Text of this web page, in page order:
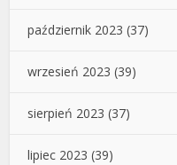
październik 2023 (37)
wrzesień 2023 (39)
sierpień 2023 (37)
lipiec 2023 (39)